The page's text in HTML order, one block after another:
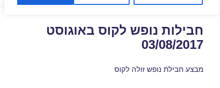
חבילות נופש לקוס באוגוסט
03/08/2017
מבצע חבילת נופש זולה לקוס